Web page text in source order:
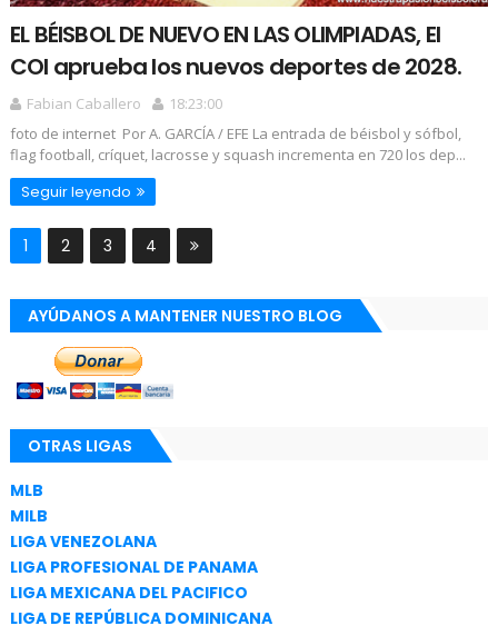
EL BÉISBOL DE NUEVO EN LAS OLIMPIADAS, El
COI aprueba los nuevos deportes de 2028.
Fabian Caballero
18:23:00
foto de internet Por A. GARCÍA / EFE La entrada de béisbol y sófbol,
flag football, críquet, lacrosse y squash incrementa en 720 los dep...
Seguir leyendo
1 2 3 4
AYÚDANOS A MANTENER NUESTRO BLOG
OTRAS LIGAS
MLB
MILB
LIGA VENEZOLANA
LIGA PROFESIONAL DE PANAMA
LIGA MEXICANA DEL PACIFICO
LIGA DE REPÚBLICA DOMINICANA